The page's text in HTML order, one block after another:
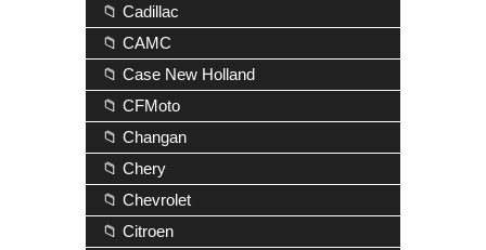
📁 Cadillac
📁 CAMC
📁 Case New Holland
📁 CFMoto
📁 Changan
📁 Chery
📁 Chevrolet
📁 Citroen